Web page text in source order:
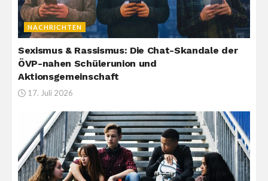
NACHRICHTEN
Sexismus & Rassismus: Die Chat-Skandale der
ÖVP-nahen Schülerunion und
Aktionsgemeinschaft
17. Juli 2026